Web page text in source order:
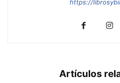
https://
Artículos